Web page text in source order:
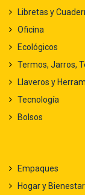
Libretas y
Oficina
Ecológicos
Termos, Jarros,
Llaveros y
Tecnología
Bolsos
Empaques
Hogar y Bienestar